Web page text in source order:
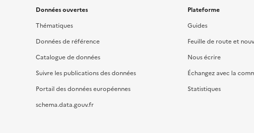
Données ouvertes
Thématiques
Données de référence
Catalogue de données
Suivre les publications des données
Portail des données européennes
schema.data.gouv.fr
Plateforme
Guides
Feuille de route et
Nous écrire
Échangez avec la
Statistiques